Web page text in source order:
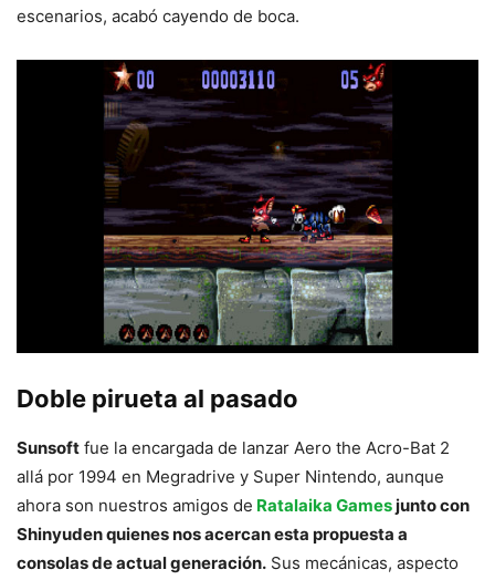
escenarios, acabó cayendo de boca.
Doble pirueta al pasado
Sunsoft fue la encargada de lanzar Aero the Acro-Bat 2
allá por 1994 en Megradrive y Super Nintendo, aunque
ahora son nuestros amigos de Ratalaika Gamesjunto con
Shinyuden quienes nos acercan esta propuesta a
consolas de actual generación. Sus mecánicas, aspecto